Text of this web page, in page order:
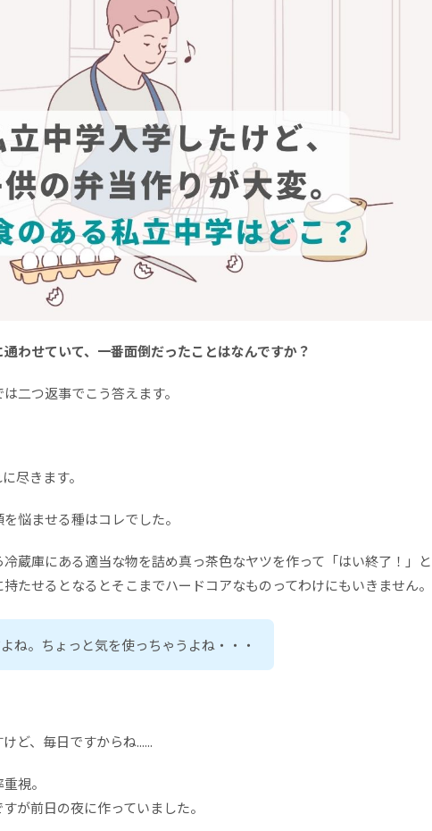
わせていて、一番面倒だったことはなんですか？
二つ返事でこう答えます。
尽きます。
悩ませる種はコレでした。
蔵庫にある適当な物を詰め真っ茶色なヤツを作って「はい終了！」と
たせるとなるとそこまでハードコアなものってわけにもいきません。
ね。ちょっと気を使っちゃうよね・・・
ど、毎日ですからね......
視。
が前日の夜に作っていました。